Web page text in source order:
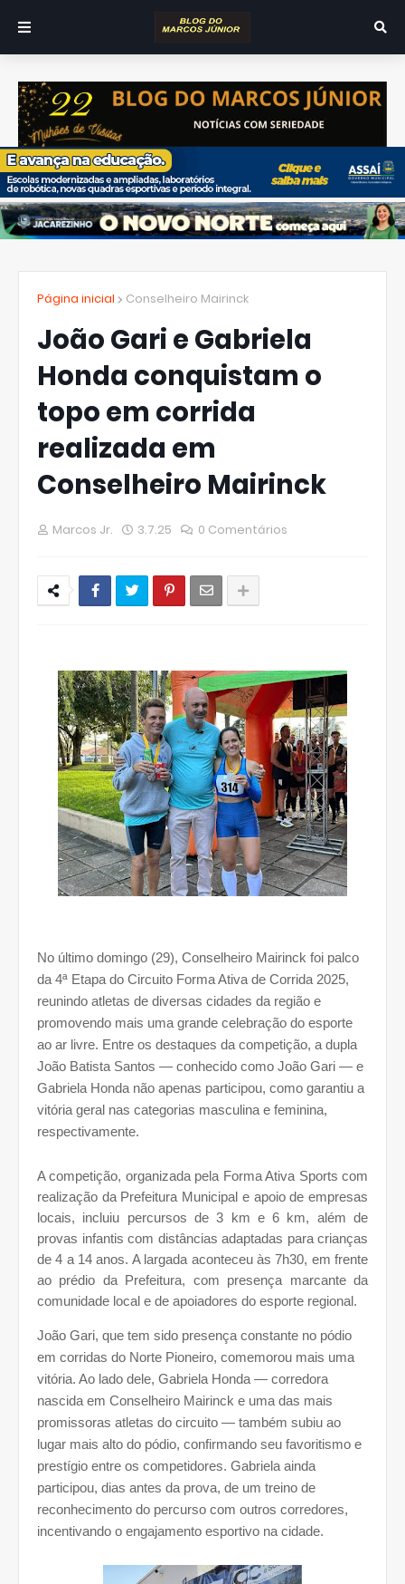
Página inicial Conselheiro Mairinck
João Gari e Gabriela
Honda conquistam o
topo em corrida
realizada em
Conselheiro Mairinck
Marcos Jr. 3.7.25 0 Comentários
No último domingo (29), Conselheiro Mairinck foi palco
da 4ª Etapa do Circuito Forma Ativa de Corrida 2025,
reunindo atletas de diversas cidades da região e
promovendo mais uma grande celebração do esporte
ao ar livre. Entre os destaques da competição, a dupla
João Batista Santos — conhecido como João Gari — e
Gabriela Honda não apenas participou, como garantiu a
vitória geral nas categorias masculina e feminina,
respectivamente.
A competição, organizada pela Forma Ativa Sports com
realização da Prefeitura Municipal e apoio de empresas
locais, incluiu percursos de 3 km e 6 km, além de
provas infantis com distâncias adaptadas para crianças
de 4 a 14 anos. A largada aconteceu às 7h30, em frente
ao prédio da Prefeitura, com presença marcante da
comunidade local e de apoiadores do esporte regional.
João Gari, que tem sido presença constante no pódio
em corridas do Norte Pioneiro, comemorou mais uma
vitória. Ao lado dele, Gabriela Honda — corredora
nascida em Conselheiro Mairinck e uma das mais
promissoras atletas do circuito — também subiu ao
lugar mais alto do pódio, confirmando seu favoritismo e
prestígio entre os competidores. Gabriela ainda
participou, dias antes da prova, de um treino de
reconhecimento do percurso com outros corredores,
incentivando o engajamento esportivo na cidade.